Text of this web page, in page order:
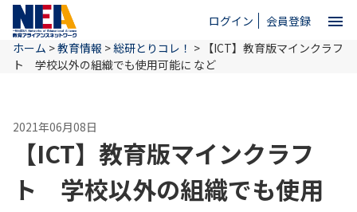
ログイン 会員登録 menu
ホーム
NEAとは
ホーム >教育情報 >総研とりコレ！ > 【ICT】教育版マインクラフ
ト 学校以外の組織でも使用可能に など
2021年06月08日
【ICT】教育版マインクラフ
ト 学校以外の組織でも使用